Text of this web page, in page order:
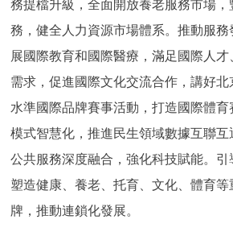
務提檔升級，全面開放養老服務市場，
務，健全人力資源市場體系。推動服
展國際教育和國際醫療，滿足國際人
需求，促進國際文化交流合作，講好
水準國際品牌賽事活動，打造國際體
模式智慧化，推進民生領域數據互聯
公共服務深度融合，強化科技賦能。引
塑造健康、養老、托育、文化、體育
牌，推動連鎖化發展。